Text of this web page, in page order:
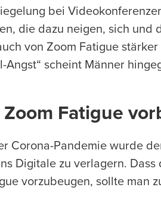
bei
die dazu neigen, sich und
von Zoom Fatigue
Angst“ scheint Männer
Fatigue
Corona-Pandemie wurde
Digitale zu verlagern.
vorzubeugen, sollte man